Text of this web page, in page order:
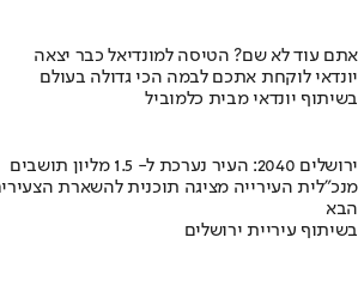
אתם עוד לא שם? הטיסה למונדיאל כבר יצאה
יונדאי לוקחת אתכם לבמה הכי גדולה בעולם
בשיתוף יונדאי מבית כלמוביל
ירושלים 2040: העיר נערכת ל- 1.5 מליון תושבים
מנכ"לית העירייה מציגה תוכנית להשארת
הבא
בשיתוף עיריית ירושלים